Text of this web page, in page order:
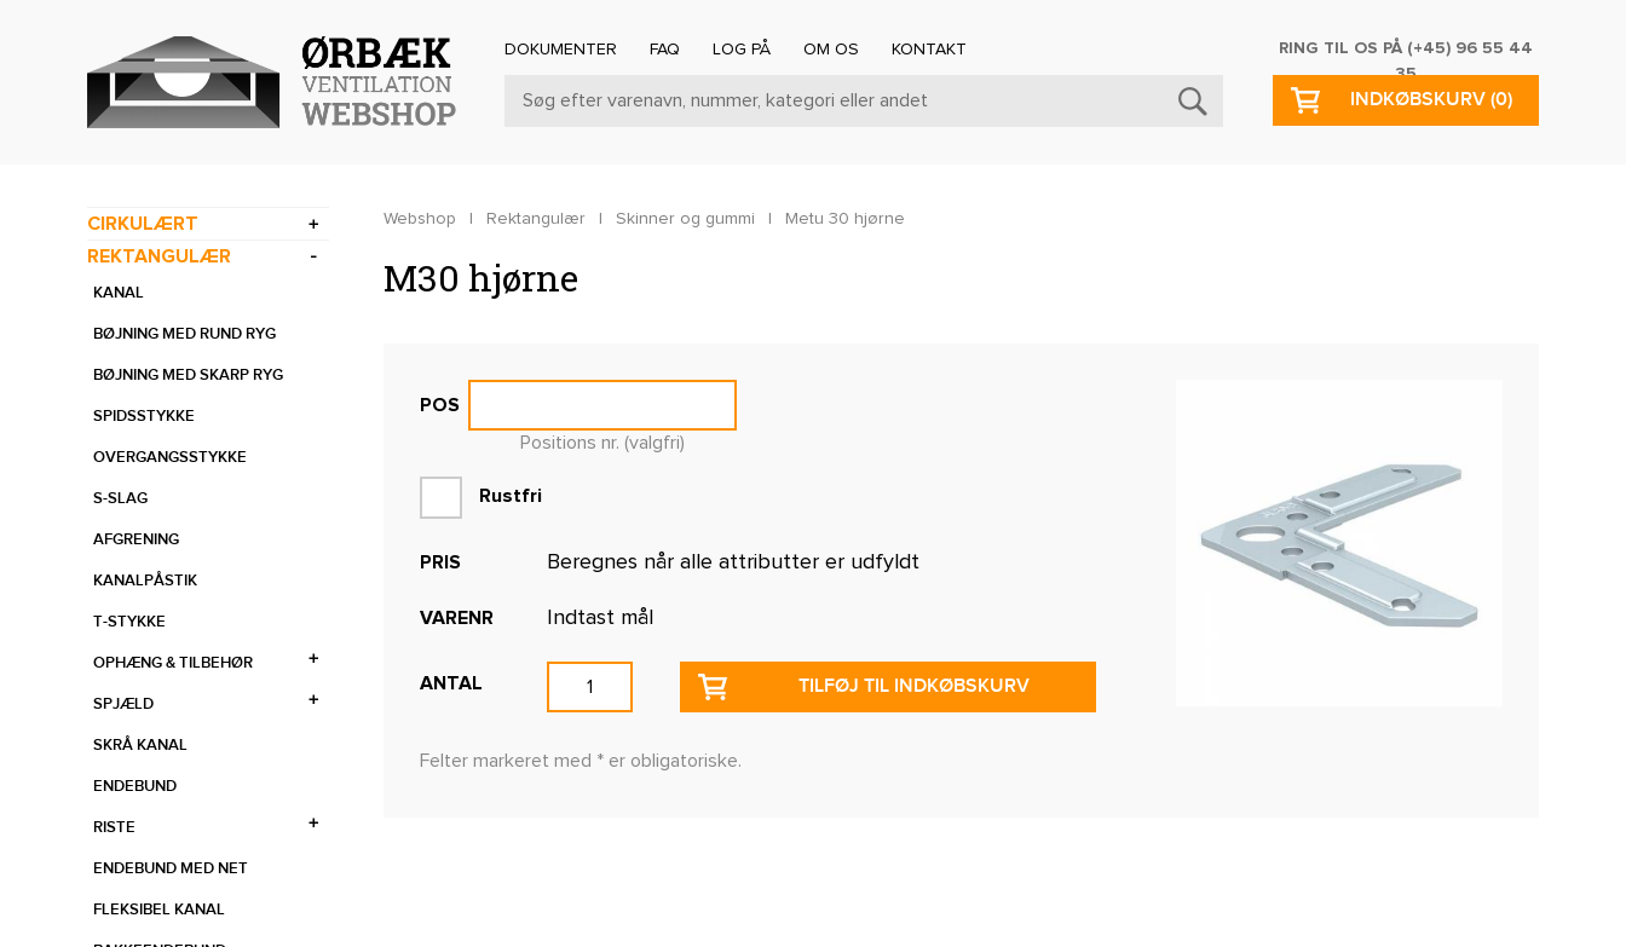
DOKUMENTER FAQ LOG PÅ OM OS KONTAKT RING TIL OS PÅ (+45) 96 55 44
35
INDKØBSKURV (0)
CIRKULÆRT
REKTANGULÆR
KANAL
BØJNING MED RUND RYG
BØJNING MED SKARP RYG
SPIDSSTYKKE
OVERGANGSSTYKKE
S-SLAG
AFGRENING
KANALPÅSTIK
T-STYKKE
OPHÆNG & TILBEHØR
SPJÆLD
SKRÅ KANAL
ENDEBUND
RISTE
ENDEBUND MED NET
FLEKSIBEL KANAL
Webshop | Rektangulær | Skinner og gummi | Metu 30 hjørne
M30 hjørne
POS
Positions nr. (valgfri)
Rustfri
PRIS Beregnes når alle attributter er udfyldt
VARENR Indtast mål
ANTAL TILFØJ TIL INDKØBSKURV
Felter markeret med * er obligatoriske.